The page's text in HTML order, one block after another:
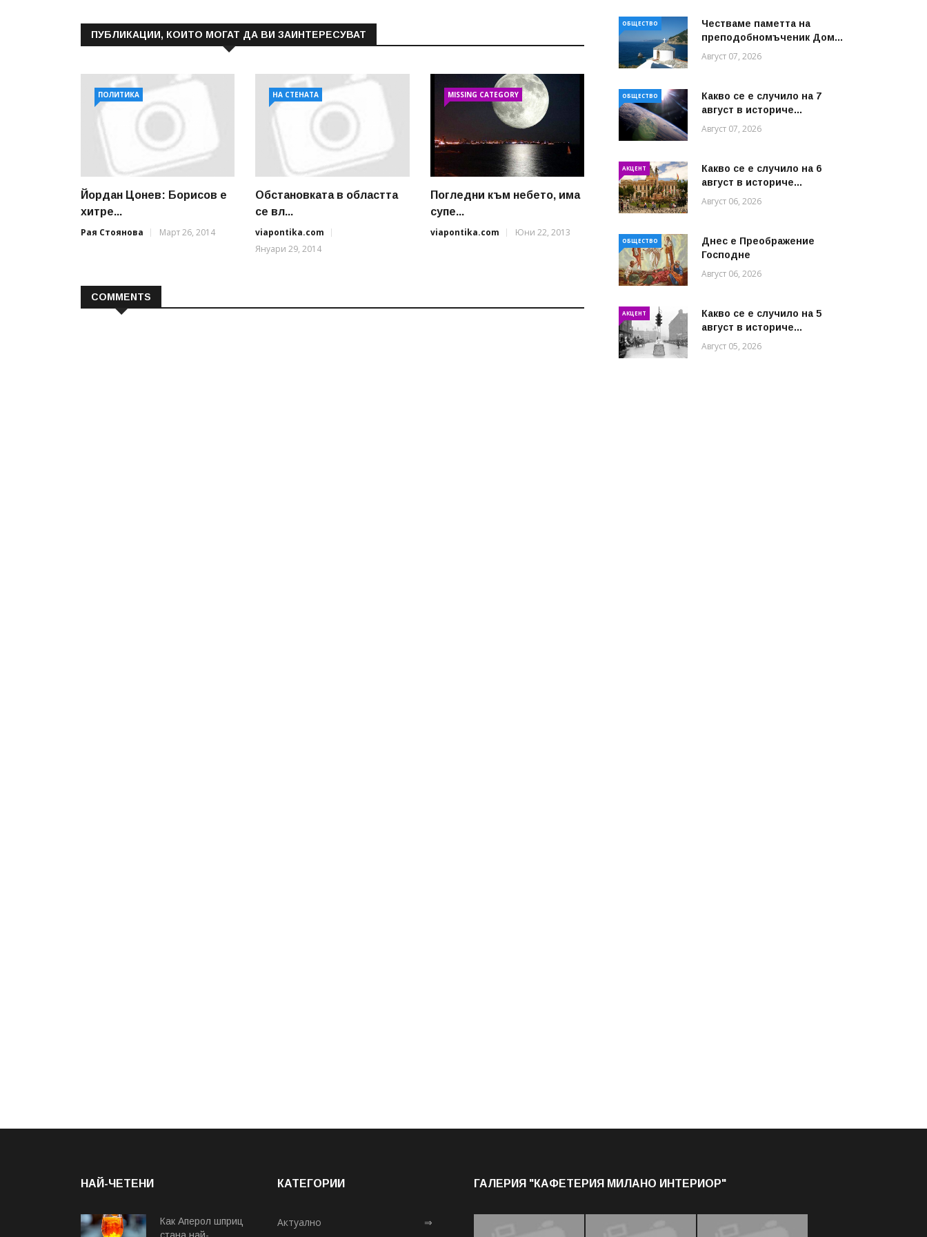
ПУБЛИКАЦИИ, КОИТО МОГАТ ДА ВИ ЗАИНТЕРЕСУВАТ
ПОЛИТИКА
Йордан Цонев: Борисов е
хитре...
Рая Стоянова
Март 26, 2014
НА СТЕНАТА
Обстановката в областта
се вл...
viapontika.com
Януари 29, 2014
MISSING CATEGORY
Погледни към небето, има
супе...
viapontika.com
Юни 22, 2013
COMMENTS
ОБЩЕСТВО
Честваме паметта на
преподобномъченик Дом...
Август 07, 2026
ОБЩЕСТВО
Какво се е случило на 7
август в историче...
Август 07, 2026
АКЦЕНТ
Какво се е случило на 6
август в историче...
Август 06, 2026
ОБЩЕСТВО
Днес е Преображение
Господне
Август 06, 2026
АКЦЕНТ
Какво се е случило на 5
август в историче...
Август 05, 2026
НАЙ-ЧЕТЕНИ
Как Аперол шприц
стана най-
КАТЕГОРИИ
Актуално ⇒
ГАЛЕРИЯ "КАФЕТЕРИЯ МИЛАНО ИНТЕРИОР"